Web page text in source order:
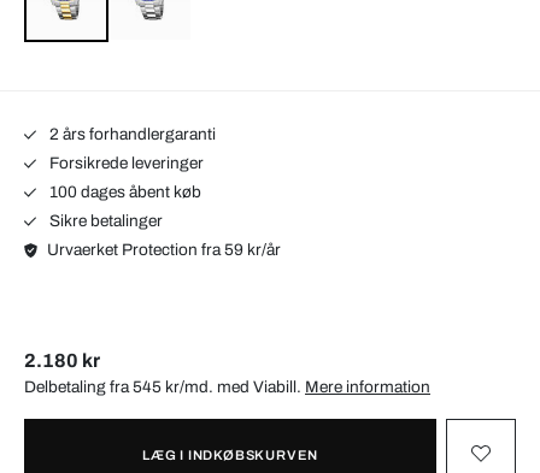
2 års forhandlergaranti
Forsikrede leveringer
100 dages åbent køb
Sikre betalinger
Urvaerket Protection fra 59 kr/år
2.180 kr
Delbetaling fra 545 kr/md. med Viabill. Mere information
LÆG I INDKØBSKURVEN